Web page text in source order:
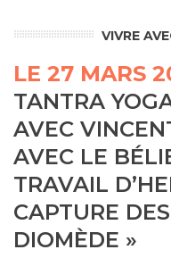
VIVRE
LE 27 MARS
TANTRA
AVEC
AVEC LE
TRAVAIL
CAPTURE
DIOMÈDE »